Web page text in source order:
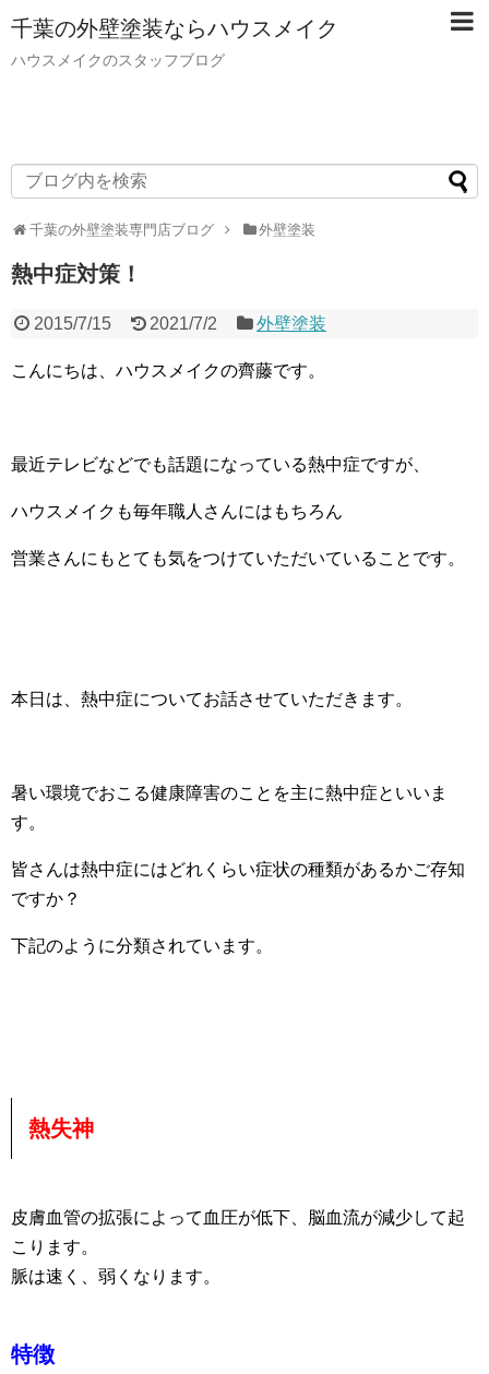
千葉の外壁塗装ならハウスメイク
ハウスメイクのスタッフブログ
千葉の外壁塗装専門店ブログ 外壁塗装
熱中症対策！
2015/7/15 2021/7/2 外壁塗装
こんにちは、ハウスメイクの齊藤です。
最近テレビなどでも話題になっている熱中症ですが、
ハウスメイクも毎年職人さんにはもちろん
営業さんにもとても気をつけていただいていることです。
本日は、熱中症についてお話させていただきます。
暑い環境でおこる健康障害のことを主に熱中症といいま
す。
皆さんは熱中症にはどれくらい症状の種類があるかご存知
ですか？
下記のように分類されています。
熱失神
皮膚血管の拡張によって血圧が低下、脳血流が減少して起
こります。
脈は速く、弱くなります。
特徴